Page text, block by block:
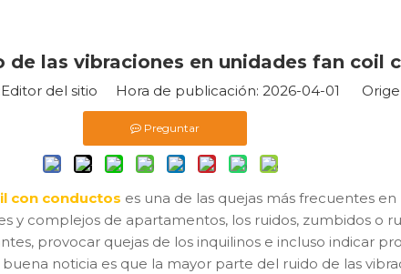
de las vibraciones en unidades fan coil
del sitio Hora de publicación: 2026-04-01
Preguntar
con conductos es una de las quejas más frecuentes
y complejos de apartamentos, los ruidos, zumbidos o
provocar quejas de los inquilinos e incluso indicar
noticia es que la mayor parte del ruido de las